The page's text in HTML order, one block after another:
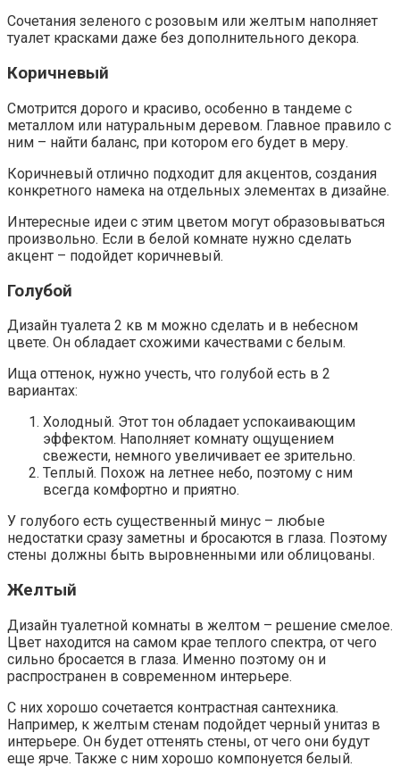
Сочетания зеленого с розовым или желтым наполняет
туалет красками даже без дополнительного декора.
Коричневый
Смотрится дорого и красиво, особенно в тандеме с
металлом или натуральным деревом. Главное правило с
ним – найти баланс, при котором его будет в меру.
Коричневый отлично подходит для акцентов, создания
конкретного намека на отдельных элементах в дизайне.
Интересные идеи с этим цветом могут образовываться
произвольно. Если в белой комнате нужно сделать
акцент – подойдет коричневый.
Голубой
Дизайн туалета 2 кв м можно сделать и в небесном
цвете. Он обладает схожими качествами с белым.
Ища оттенок, нужно учесть, что голубой есть в 2
вариантах:
Холодный. Этот тон обладает успокаивающим
эффектом. Наполняет комнату ощущением
свежести, немного увеличивает ее зрительно.
Теплый. Похож на летнее небо, поэтому с ним
всегда комфортно и приятно.
У голубого есть существенный минус – любые
недостатки сразу заметны и бросаются в глаза. Поэтому
стены должны быть выровненными или облицованы.
Желтый
Дизайн туалетной комнаты в желтом – решение смелое.
Цвет находится на самом крае теплого спектра, от чего
сильно бросается в глаза. Именно поэтому он и
распространен в современном интерьере.
С них хорошо сочетается контрастная сантехника.
Например, к желтым стенам подойдет черный унитаз в
интерьере. Он будет оттенять стены, от чего они будут
еще ярче. Также с ним хорошо компонуется белый.